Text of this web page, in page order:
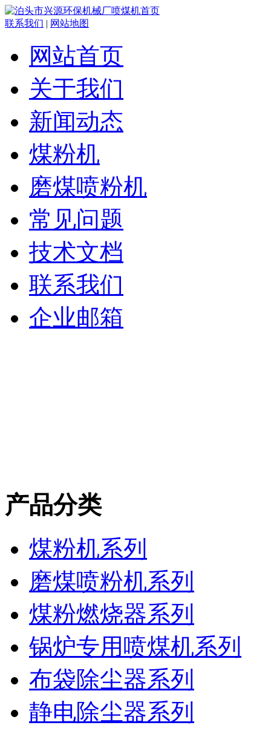
联系我们 | 网站地图
网站首页
关于我们
新闻动态
煤粉机
磨煤喷粉机
常见问题
技术文档
联系我们
企业邮箱
产品分类
煤粉机系列
磨煤喷粉机系列
煤粉燃烧器系列
锅炉专用喷煤机系列
布袋除尘器系列
静电除尘器系列